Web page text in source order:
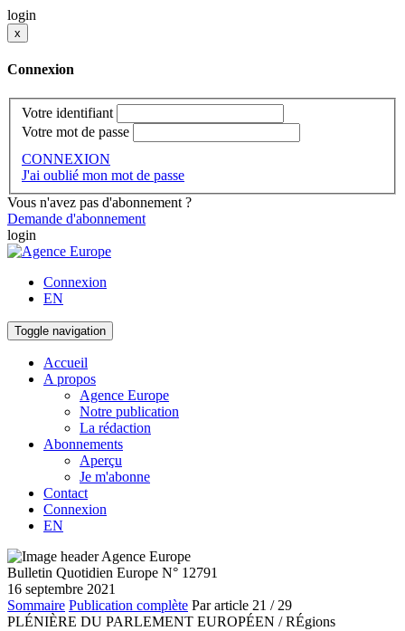
login
x
Connexion
Votre identifiant
Votre mot de passe
CONNEXION
J'ai oublié mon mot de passe
Vous n'avez pas d'abonnement ?
Demande d'abonnement
login
Connexion
EN
Toggle navigation
Accueil
A propos
Agence Europe
Notre publication
La rédaction
Abonnements
Aperçu
Je m'abonne
Contact
Connexion
EN
Bulletin Quotidien Europe N° 12791
16 septembre 2021
Sommaire Publication complète Par article 21 / 29
PLÉNIÈRE DU PARLEMENT EUROPÉEN / RÉgions